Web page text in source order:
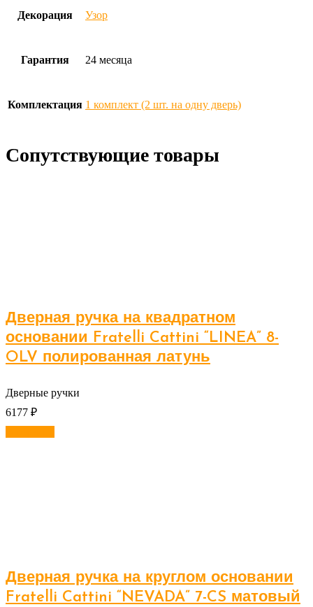
Декорация Узор
Гарантия 24 месяца
Комплектация 1 комплект (2 шт. на одну дверь)
Сопутствующие товары
Дверная ручка на квадратном
основании Fratelli Cattini “LINEA” 8-
OLV полированная латунь
Дверные ручки
6177 ₽
Дверная ручка на круглом основании
Fratelli Cattini “NEVADA” 7-CS матовый